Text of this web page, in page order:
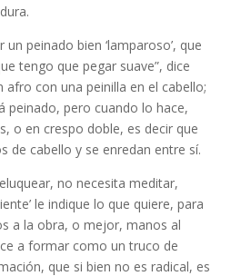
un peinado bien ‘lamparoso’, que
tengo que pegar suave”, dice
afro con una peinilla en el cabello;
peinado, pero cuando lo hace,
o en crespo doble, es decir que
de cabello y se enredan entre sí.
no necesita meditar,
le indique lo que quiere, para
a la obra, o mejor, manos al
a formar como un truco de
que si bien no es radical, es